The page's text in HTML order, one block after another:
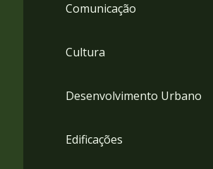
Comunicação
Cultura
Desenvolvimento Urbano
Edificações